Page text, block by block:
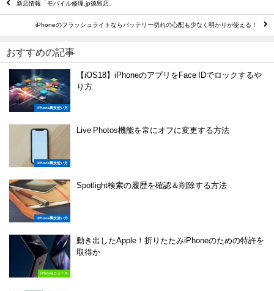
新店情報「モバイル修理.jp徳島店」
iPhoneのフラッシュライトならバッテリー切れの心配も少なく明かりが使える！
おすすめの記事
iPhone裏技使い方
【iOS18】iPhoneのアプリをFace IDでロックするや
り方
iPhone裏技使い方
Live Photos機能を常にオフに変更する方法
iPhone裏技使い方
Spotlight検索の履歴を確認＆削除する方法
iPhoneニュース
動き出したApple！折りたたみiPhoneのための特許を
取得か